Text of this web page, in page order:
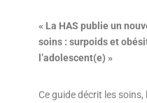
« La HAS publie un
soins : surpoids et
l’adolescent(e) »
Ce guide décrit les